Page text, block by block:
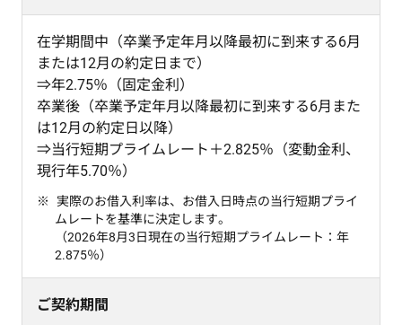
在学期間中（卒業予定年月以降最初に到来する6月
または12月の約定日まで）
⇒年2.75％（固定金利）
卒業後（卒業予定年月以降最初に到来する6月また
は12月の約定日以降）
⇒当行短期プライムレート＋2.825％（変動金利、
現行年5.70％）
実際のお借入利率は、お借入日時点の当行短期プライ
ムレートを基準に決定します。
（2026年8月3日現在の当行短期プライムレート：年
2.875％）
ご契約期間